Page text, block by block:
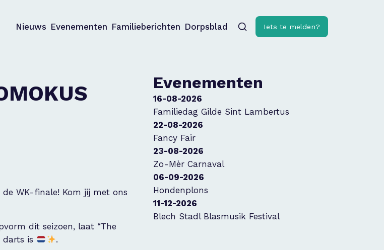
Nieuws Evenementen Familieberichten Dorpsblad Iets te melden?
WK-finale! Kom jij met ons
dit seizoen, laat “The
is
.
Evenementen
16-08-2026
Familiedag Gilde Sint Lambertus
22-08-2026
Fancy Fair
23-08-2026
Zo-Mèr Carnaval
06-09-2026
Hondenplons
11-12-2026
Blech Stadl Blasmusik Festival